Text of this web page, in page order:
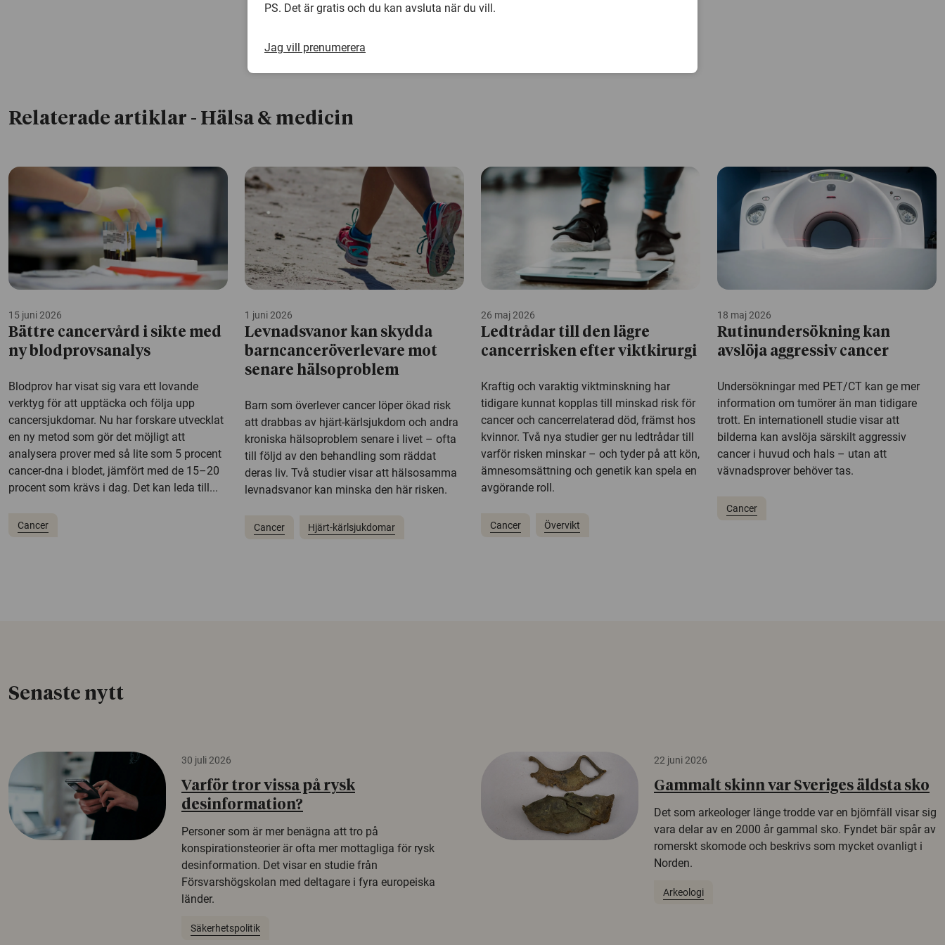
Relaterade artiklar - Hälsa & medicin
15 juni 2026
Bättre cancervård i sikte med
ny blodprovsanalys
Blodprov har visat sig vara ett lovande
verktyg för att upptäcka och följa upp
cancersjukdomar. Nu har forskare utvecklat
en ny metod som gör det möjligt att
analysera prover med så lite som 5 procent
cancer-dna i blodet, jämfört med de 15–20
procent som krävs i dag. Det kan leda till...
Cancer
1 juni 2026
Levnadsvanor kan skydda
barncanceröverlevare mot
senare hälsoproblem
Barn som överlever cancer löper ökad risk
att drabbas av hjärt-kärlsjukdom och andra
kroniska hälsoproblem senare i livet – ofta
till följd av den behandling som räddat
deras liv. Två studier visar att hälsosamma
levnadsvanor kan minska den här risken.
Cancer Hjärt-kärlsjukdomar
26 maj 2026
Ledtrådar till den lägre
cancerrisken efter viktkirurgi
Kraftig och varaktig viktminskning har
tidigare kunnat kopplas till minskad risk för
cancer och cancerrelaterad död, främst hos
kvinnor. Två nya studier ger nu ledtrådar till
varför risken minskar – och tyder på att kön,
ämnesomsättning och genetik kan spela en
avgörande roll.
Cancer Övervikt
18 maj 2026
Rutinundersökning kan
avslöja aggressiv cancer
Undersökningar med PET/CT kan ge mer
information om tumörer än man tidigare
trott. En internationell studie visar att
bilderna kan avslöja särskilt aggressiv
cancer i huvud och hals – utan att
vävnadsprover behöver tas.
Cancer
Senaste nytt
30 juli 2026
Varför tror vissa på rysk
desinformation?
Personer som är mer benägna att tro på
konspirationsteorier är ofta mer mottagliga för rysk
desinformation. Det visar en studie från
Försvarshögskolan med deltagare i fyra europeiska
länder.
Säkerhetspolitik
22 juni 2026
Gammalt skinn var Sveriges äldsta sko
Det som arkeologer länge trodde var en björnfäll visar sig
vara delar av en 2000 år gammal sko. Fyndet bär spår av
romerskt skomode och beskrivs som mycket ovanligt i
Norden.
Arkeologi
PS. Det är gratis och du kan avsluta när du vill.
Jag vill prenumerera